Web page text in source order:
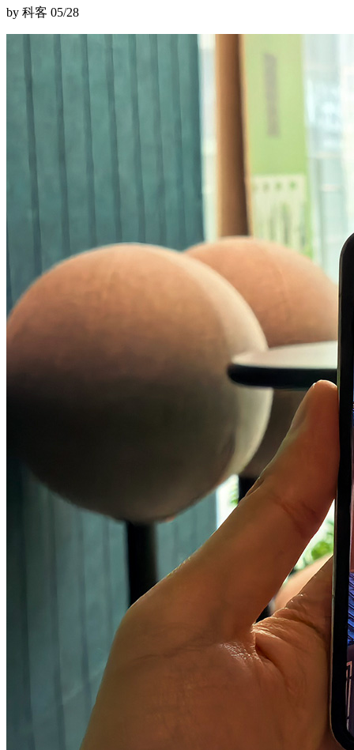
by 科客 05/28